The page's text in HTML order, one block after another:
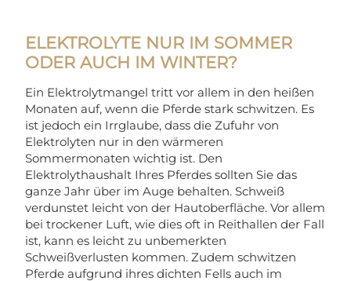
ELEKTROLYTE NUR IM SOMMER
ODER AUCH IM WINTER?
Ein Elektrolytmangel tritt vor allem in den heißen
Monaten auf, wenn die Pferde stark schwitzen. Es
ist jedoch ein Irrglaube, dass die Zufuhr von
Elektrolyten nur in den wärmeren
Sommermonaten wichtig ist. Den
Elektrolythaushalt Ihres Pferdes sollten Sie das
ganze Jahr über im Auge behalten. Schweiß
verdunstet leicht von der Hautoberfläche. Vor allem
bei trockener Luft, wie dies oft in Reithallen der Fall
ist, kann es leicht zu unbemerkten
Schweißverlusten kommen. Zudem schwitzen
Pferde aufgrund ihres dichten Fells auch im